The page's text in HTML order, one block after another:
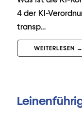
4 der KI-
transp…
WEITERLESEN →